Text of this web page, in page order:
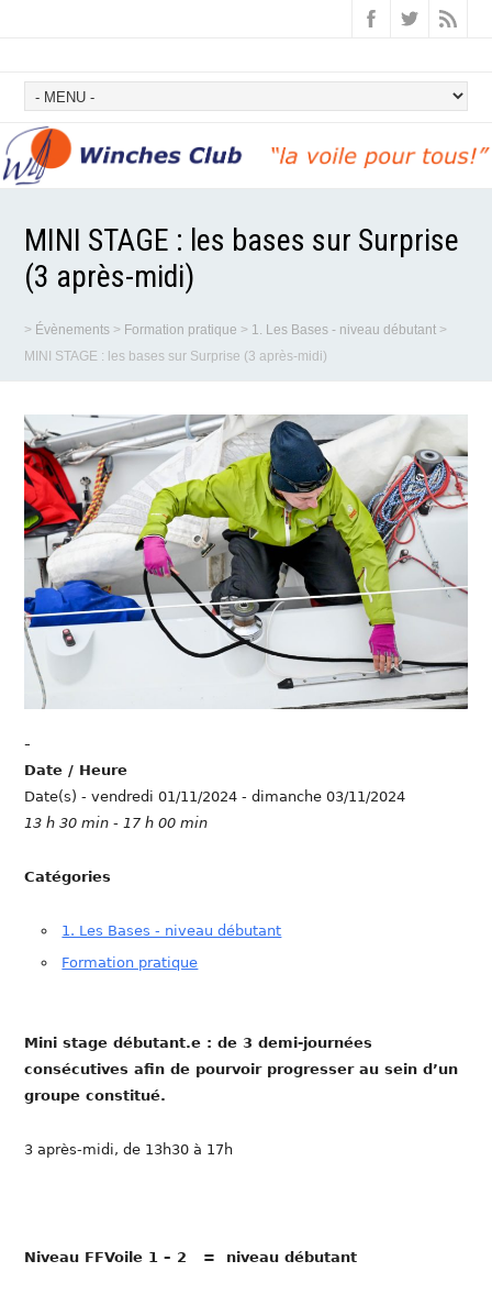
MINI STAGE : les bases sur Surprise
(3 après-midi)
> Évènements > Formation pratique > 1. Les Bases - niveau débutant >
MINI STAGE : les bases sur Surprise (3 après-midi)
-
Date / Heure
Date(s) - vendredi 01/11/2024 - dimanche 03/11/2024
13 h 30 min - 17 h 00 min
Catégories
1. Les Bases - niveau débutant
Formation pratique
Mini stage débutant.e : de 3 demi-journées
consécutives afin de pourvoir progresser au sein d’un
groupe constitué.
3 après-midi, de 13h30 à 17h
Niveau FFVoile 1 – 2 = niveau débutant